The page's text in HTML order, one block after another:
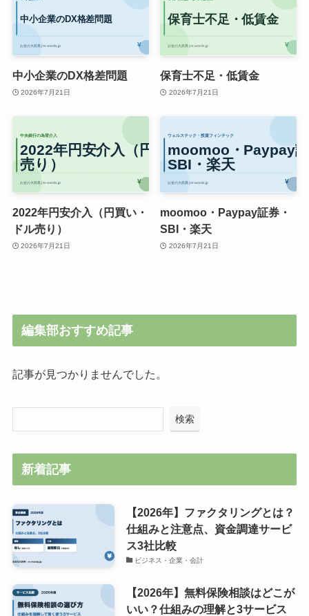
中小企業のDX格差問題
2026年7月21日
保育士不足・低賃金
2026年7月21日
2022年円安介入（円買い・
ドル売り）
2026年7月21日
moomoo・Paypay証券・
SBI・楽天
2026年7月21日
編集部おすすめ記事
記事が見つかりませんでした。
検索
新着記事
【2026年】ファクタリングとは？
仕組みと注意点、資金調達サービ
ス3社比較
ビジネス・企業・会計
【2026年】無料保険相談はどこが
いい？仕組みの理解と3サービス